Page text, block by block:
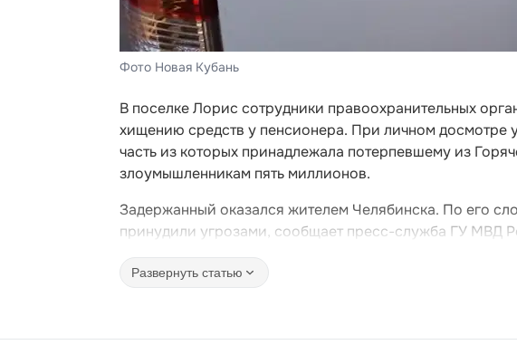
Фото Новая Кубань
В поселке Лорис сотрудники правоохранительных
хищению средств у пенсионера. При личном досмотре
часть из которых принадлежала потерпевшему из
злоумышленникам пять миллионов.
Задержанный оказался жителем Челябинска. По его
принудили угрозами, сообщает пресс-служба ГУ МВД
Развернуть статью